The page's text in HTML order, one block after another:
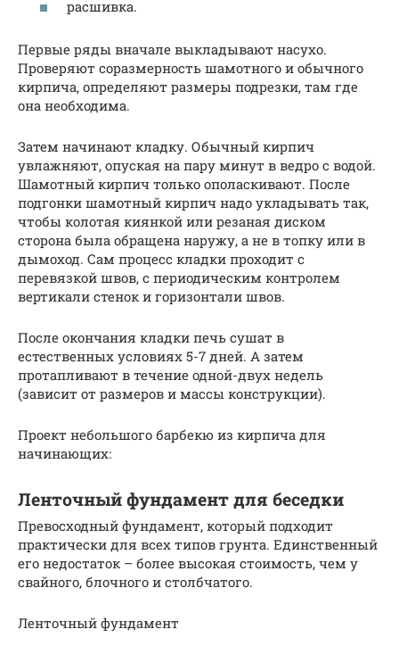
расшивка.
Первые ряды вначале выкладывают насухо.
Проверяют соразмерность шамотного и обычного
кирпича, определяют размеры подрезки, там где
она необходима.
Затем начинают кладку. Обычный кирпич
увлажняют, опуская на пару минут в ведро с водой.
Шамотный кирпич только ополаскивают. После
подгонки шамотный кирпич надо укладывать так,
чтобы колотая киянкой или резаная диском
сторона была обращена наружу, а не в топку или в
дымоход. Сам процесс кладки проходит с
перевязкой швов, с периодическим контролем
вертикали стенок и горизонтали швов.
После окончания кладки печь сушат в
естественных условиях 5-7 дней. А затем
протапливают в течение одной-двух недель
(зависит от размеров и массы конструкции).
Проект небольшого барбекю из кирпича для
начинающих:
Ленточный фундамент для беседки
Превосходный фундамент, который подходит
практически для всех типов грунта. Единственный
его недостаток – более высокая стоимость, чем у
свайного, блочного и столбчатого.
Ленточный фундамент